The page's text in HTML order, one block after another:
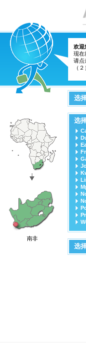
欢迎
现在
请点
（２
南非
选
选
选